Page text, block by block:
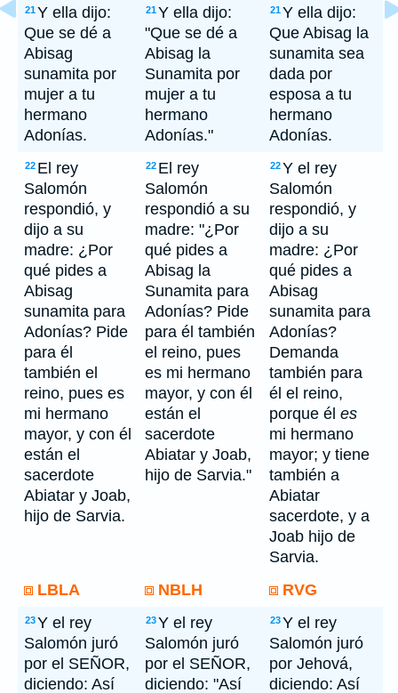
21Y ella dijo:
Que se dé a
Abisag
sunamita por
mujer a tu
hermano
Adonías.
21Y ella dijo:
"Que se dé a
Abisag la
Sunamita por
mujer a tu
hermano
Adonías."
21Y ella dijo:
Que Abisag la
sunamita sea
dada por
esposa a tu
hermano
Adonías.
22 El rey
Salomón
respondió, y
dijo a su
madre: ¿Por
qué pides a
Abisag
sunamita para
Adonías? Pide
para él
también el
reino, pues es
mi hermano
mayor, y con él
están el
sacerdote
Abiatar y Joab,
hijo de Sarvia.
22 El rey
Salomón
respondió a su
madre: "¿Por
qué pides a
Abisag la
Sunamita para
Adonías? Pide
para él también
el reino, pues
es mi hermano
mayor, y con él
están el
sacerdote
Abiatar y Joab,
hijo de Sarvia."
22Y el rey
Salomón
respondió, y
dijo a su
madre: ¿Por
qué pides a
Abisag
sunamita para
Adonías?
Demanda
también para
él el reino,
porque él es
mi hermano
mayor; y tiene
también a
Abiatar
sacerdote, y a
Joab hijo de
Sarvia.
LBLA
NBLH RVG
23Y el rey
Salomón juró
por el SEÑOR,
diciendo: Así
23Y el rey
Salomón juró
por el SEÑOR,
diciendo: "Así
23Y el rey
Salomón juró
por Jehová,
diciendo: Así